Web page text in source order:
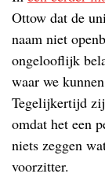
Ottow dat de
naam niet
ongelooflijk
waar we
Tegelijkertijd
omdat het een
niets zeggen
voorzitter.